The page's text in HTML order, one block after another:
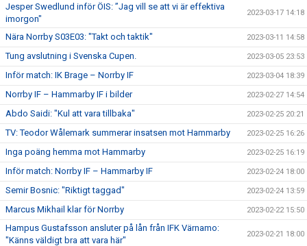
Jesper Swedlund inför ÖIS: ”Jag vill se att vi är effektiva
imorgon"
2023-03-17 14:18
Nära Norrby S03E03: "Takt och taktik" 2023-03-11 14:58
Tung avslutning i Svenska Cupen. 2023-03-05 23:53
Inför match: IK Brage – Norrby IF 2023-03-04 18:39
Norrby IF – Hammarby IF i bilder 2023-02-27 14:54
Abdo Saidi: "Kul att vara tillbaka" 2023-02-25 20:21
TV: Teodor Wålemark summerar insatsen mot Hammarby 2023-02-25 16:26
Inga poäng hemma mot Hammarby 2023-02-25 16:19
Inför match: Norrby IF – Hammarby IF 2023-02-24 18:00
Semir Bosnic: "Riktigt taggad" 2023-02-24 13:59
Marcus Mikhail klar för Norrby 2023-02-22 15:50
Hampus Gustafsson ansluter på lån från IFK Värnamo:
"Känns väldigt bra att vara här"
2023-02-21 18:00